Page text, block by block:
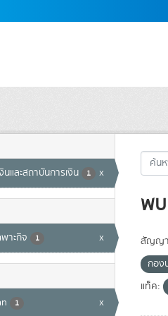
นและสถาบันการเงิน 1 x
าะกิจ 1 x
1 x
พ
สัญญ
กอง
แท็ค: